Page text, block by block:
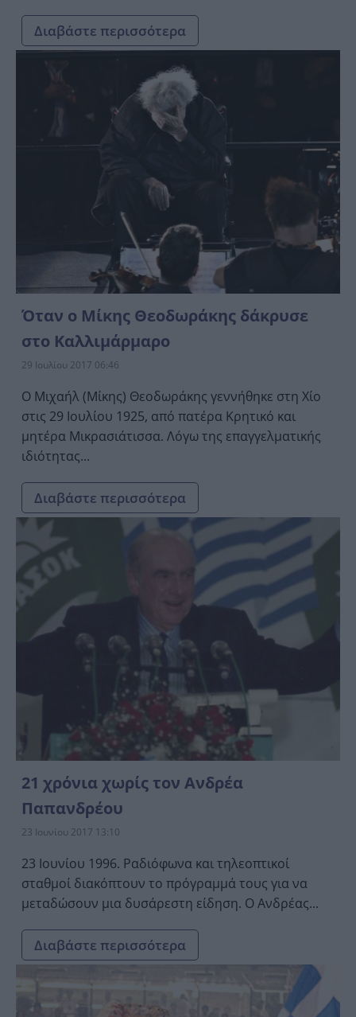
Διαβάστε περισσότερα
Όταν ο Μίκης Θεοδωράκης δάκρυσε
στο Καλλιμάρμαρο
29 Ιουλίου 2017 06:46
Ο Μιχαήλ (Μίκης) Θεοδωράκης γεννήθηκε στη Χίο
στις 29 Ιουλίου 1925, από πατέρα Κρητικό και
μητέρα Μικρασιάτισσα. Λόγω της επαγγελματικής
ιδιότητας...
Διαβάστε περισσότερα
21 χρόνια χωρίς τον Ανδρέα
Παπανδρέου
23 Ιουνίου 2017 13:10
23 Ιουνίου 1996. Ραδιόφωνα και τηλεοπτικοί
σταθμοί διακόπτουν το πρόγραμμά τους για να
μεταδώσουν μια δυσάρεστη είδηση. Ο Ανδρέας...
Διαβάστε περισσότερα